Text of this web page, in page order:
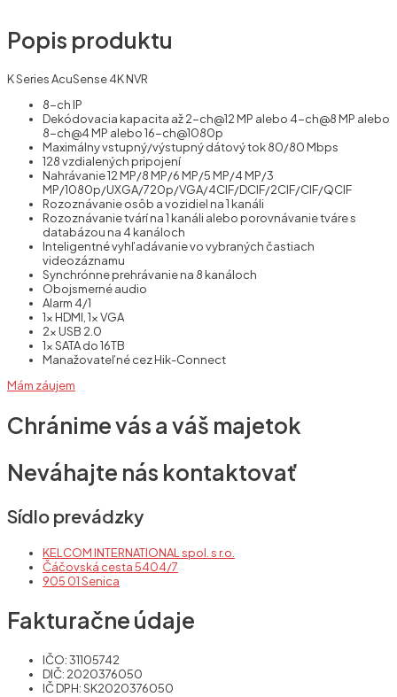
Popis produktu
K Series AcuSense 4K NVR
8-ch IP
Dekódovacia kapacita až 2-ch@12 MP alebo 4-ch@8 MP alebo
8-ch@4 MP alebo 16-ch@1080p
Maximálny vstupný/výstupný dátový tok 80/80 Mbps
128 vzdialených pripojení
Nahrávanie 12 MP/8 MP/6 MP/5 MP/4 MP/3
MP/1080p/UXGA/720p/VGA/4CIF/DCIF/2CIF/CIF/QCIF
Rozoznávanie osôb a vozidiel na 1 kanáli
Rozoznávanie tvárí na 1 kanáli alebo porovnávanie tváre s
databázou na 4 kanáloch
Inteligentné vyhľadávanie vo vybraných častiach
videozáznamu
Synchrónne prehrávanie na 8 kanáloch
Obojsmerné audio
Alarm 4/1
1x HDMI, 1x VGA
2x USB 2.0
1x SATA do 16TB
Manažovateľné cez Hik-Connect
Mám záujem
Chránime vás a váš majetok
Neváhajte nás kontaktovať
Sídlo prevádzky
KELCOM INTERNATIONAL spol. s r.o.
Čáčovská cesta 5404/7
905 01 Senica
Fakturačne údaje
IČO: 31105742
DIČ: 2020376050
IČ DPH: SK2020376050